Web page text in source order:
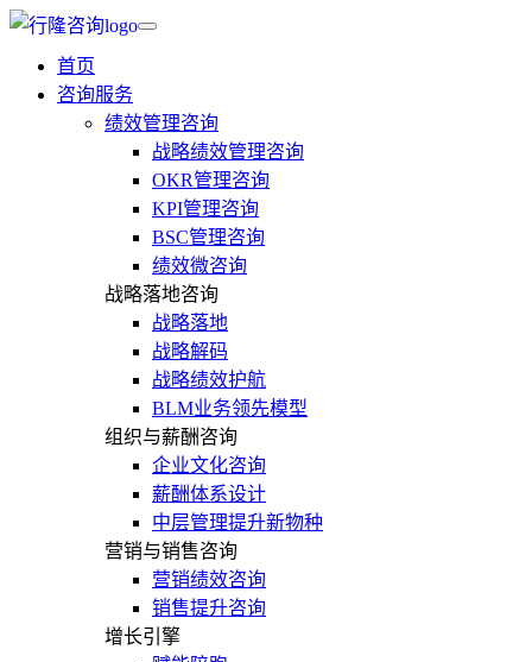
首页
咨询服务
绩效管理咨询
战略绩效管理咨询
OKR管理咨询
KPI管理咨询
BSC管理咨询
绩效微咨询
战略落地咨询
战略落地
战略解码
战略绩效护航
BLM业务领先模型
组织与薪酬咨询
企业文化咨询
薪酬体系设计
中层管理提升新物种
营销与销售咨询
营销绩效咨询
销售提升咨询
增长引擎